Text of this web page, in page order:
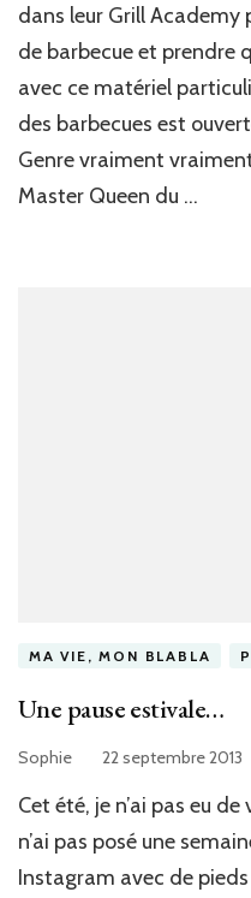
dans leur Grill Academy
de barbecue et prendre
avec ce matériel
des barbecues est
Genre vraiment
Master Queen du …
MA VIE, MON BLABLA
Une pause estivale…
Sophie 22 septembre 2013
Cet été, je n’ai pas eu
n’ai pas posé une
Instagram avec de